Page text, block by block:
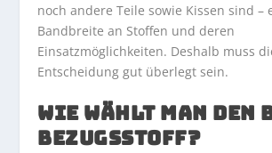
noch andere Teile sowie Kissen sind –
Bandbreite an Stoffen und deren
Einsatzmöglichkeiten. Deshalb muss
Entscheidung gut überlegt sein.
WIE WÄHLT MAN DEN
BEZUGSSTOFF?